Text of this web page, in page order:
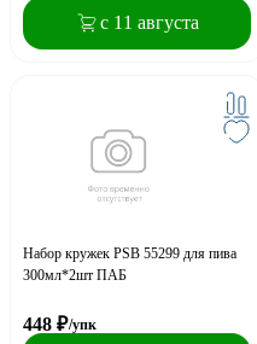
с 11 августа
Набор кружек PSB 55299 для пива
300мл*2шт ПАБ
448 ₽/упк